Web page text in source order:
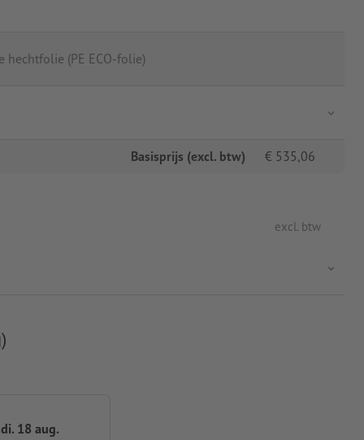
(PE ECO-folie)
Basisprijs (excl. btw) € 535,06
excl. btw
18 aug.